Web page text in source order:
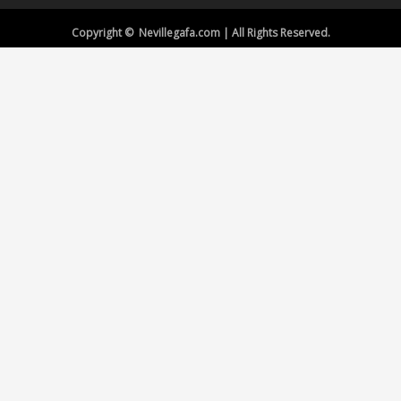
Copyright © Nevillegafa.com | All Rights Reserved.